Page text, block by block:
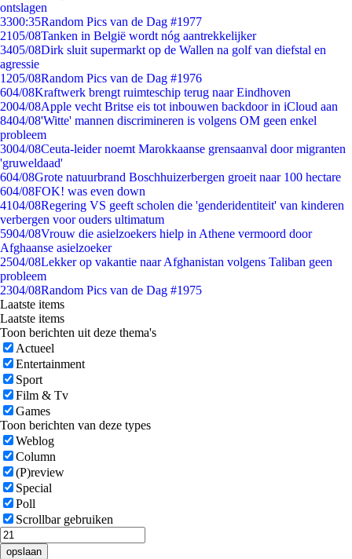
ontslagen
3300:35Random Pics van de Dag #1977
2105/08Tanken in België wordt nóg aantrekkelijker
3405/08Dirk sluit supermarkt op de Wallen na golf van diefstal en
agressie
1205/08Random Pics van de Dag #1976
604/08Kraftwerk brengt ruimteschip terug naar Eindhoven
2004/08Apple vecht Britse eis tot inbouwen backdoor in iCloud aan
8404/08'Witte' mannen discrimineren is volgens OM geen enkel
probleem
3004/08Ceuta-leider noemt Marokkaanse grensaanval door migranten
'gruweldaad'
604/08Grote natuurbrand Boschhuizerbergen groeit naar 100 hectare
604/08FOK! was even down
4104/08Regering VS geeft scholen die 'genderidentiteit' van kinderen
verbergen voor ouders ultimatum
5904/08Vrouw die asielzoekers hielp in Athene vermoord door
Afghaanse asielzoeker
2504/08Lekker op vakantie naar Afghanistan volgens Taliban geen
probleem
2304/08Random Pics van de Dag #1975
Laatste items
Laatste items
Toon berichten uit deze thema's
Actueel
Entertainment
Sport
Film & Tv
Games
Toon berichten van deze types
Weblog
Column
(P)review
Special
Poll
Scrollbar gebruiken
opslaan